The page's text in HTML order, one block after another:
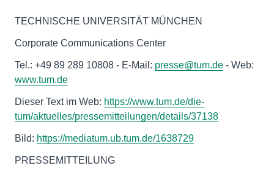
TECHNISCHE UNIVERSITÄT MÜNCHEN
Corporate Communications Center
Tel.: +49 89 289 10808 - E-Mail: presse@tum.de - Web:
www.tum.de
Dieser Text im Web: https://www.tum.de/die-
tum/aktuelles/pressemitteilungen/details/37138
Bild: https://mediatum.ub.tum.de/1638729
PRESSEMITTEILUNG